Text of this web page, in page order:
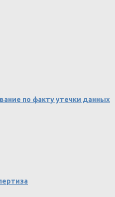
по факту утечки данных